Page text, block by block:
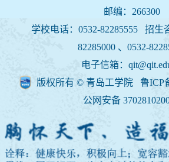
邮编：266300
学校电话：0532-82285555 招生
82285000 、0532-
电子信箱：
版权所有 © 青岛工学院 鲁ICP
公网安备